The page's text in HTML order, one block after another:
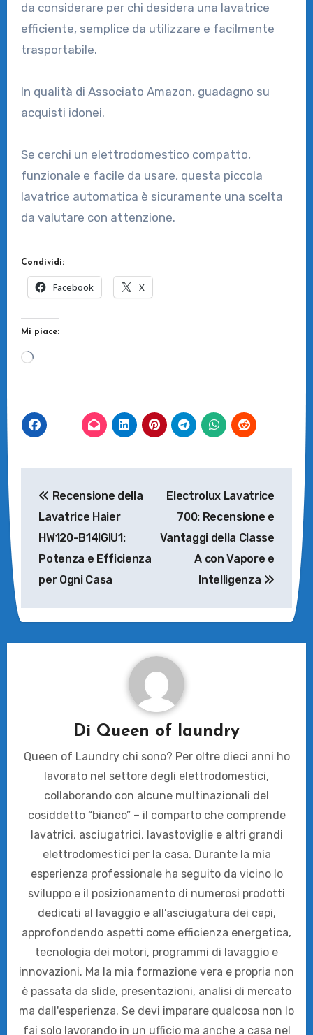
da considerare per chi desidera una lavatrice
efficiente, semplice da utilizzare e facilmente
trasportabile.
In qualità di Associato Amazon, guadagno su
acquisti idonei.
Se cerchi un elettrodomestico compatto,
funzionale e facile da usare, questa piccola
lavatrice automatica è sicuramente una scelta
da valutare con attenzione.
Condividi:
Facebook X
Mi piace:
Caricamento
articoli
Recensione della
Lavatrice Haier
HW120-B14IGIU1:
Potenza e Efficienza
per Ogni Casa
Electrolux Lavatrice
700: Recensione e
Vantaggi della Classe
A con Vapore e
Intelligenza
Di Queen of laundry
Queen of Laundry chi sono? Per oltre dieci anni ho
lavorato nel settore degli elettrodomestici,
collaborando con alcune multinazionali del
cosiddetto “bianco” – il comparto che comprende
lavatrici, asciugatrici, lavastoviglie e altri grandi
elettrodomestici per la casa. Durante la mia
esperienza professionale ha seguito da vicino lo
sviluppo e il posizionamento di numerosi prodotti
dedicati al lavaggio e all’asciugatura dei capi,
approfondendo aspetti come efficienza energetica,
tecnologia dei motori, programmi di lavaggio e
innovazioni. Ma la mia formazione vera e propria non
è passata da slide, presentazioni, analisi di mercato
ma dall'esperienza. Se devi imparare qualcosa non lo
fai solo lavorando in un ufficio ma anche a casa nel